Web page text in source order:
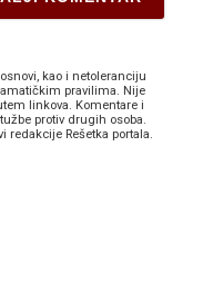
kao i netoleranciju
pravilima. Nije
linkova. Komentare i
protiv drugih osoba.
redakcije Rešetka portala.